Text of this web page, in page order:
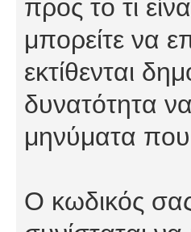
προς το τι
μπορείτε να
εκτίθενται
δυνατότητα
μηνύματα που
Ο κωδικός